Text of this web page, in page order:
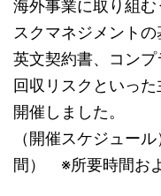
海外事業に取り組
スクマネジメント
英文契約書、コン
回収リスクといっ
開催しました。
（開催スケジュー
間） ※所要時間お